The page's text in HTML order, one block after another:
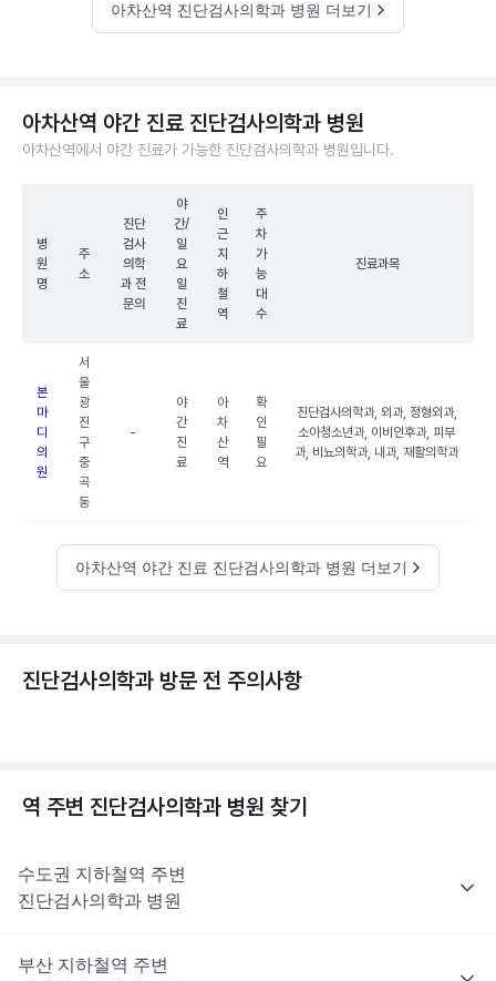
아차산역 진단검사의학과 병원 더보기
아차산역 야간 진료 진단검사의학과 병원
아차산역에서 야간 진료가 가능한 진단검사의학과 병원입니다.
병
원
명
주
소
진단
검사
의학
과 전
문의
야
간/
일
요
일
진
료
인
근
지
하
철
역
주
차
가
능
대
수
진료과목
본
마
디
의
원
서
울
광
진
구
중
곡
동
-
야
간
진
료
아
차
산
역
확
인
필
요
진단검사의학과, 외과, 정형외과,
소아청소년과, 이비인후과, 피부
과, 비뇨의학과, 내과, 재활의학과
아차산역 야간 진료 진단검사의학과 병원 더보기
진단검사의학과 방문 전 주의사항
역 주변 진단검사의학과 병원 찾기
수도권 지하철역 주변
진단검사의학과 병원
부산 지하철역 주변